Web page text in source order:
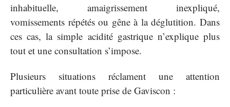
inhabituelle, amaigrissement inexpliqué,
vomissements répétés ou gêne à la déglutition. Dans
ces cas, la simple acidité gastrique n’explique plus
tout et une consultation s’impose.
Plusieurs situations réclament une attention
particulière avant toute prise de Gaviscon :